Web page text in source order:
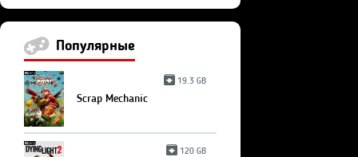
Популярные
19.3 GB
Scrap Mechanic
120 GB